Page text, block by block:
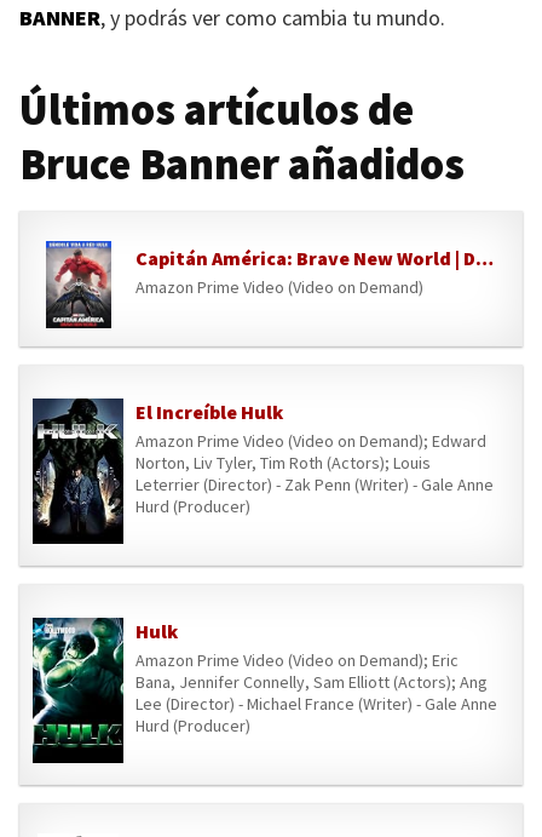
BANNER, y podrás ver como cambia tu mundo.
Últimos artículos de
Bruce Banner añadidos
Capitán América: Brave New World | Dándole vida a Red Hulk
Amazon Prime Video (Video on Demand)
El Increíble Hulk
Amazon Prime Video (Video on Demand); Edward
Norton, Liv Tyler, Tim Roth (Actors); Louis
Leterrier (Director) - Zak Penn (Writer) - Gale Anne
Hurd (Producer)
Hulk
Amazon Prime Video (Video on Demand); Eric
Bana, Jennifer Connelly, Sam Elliott (Actors); Ang
Lee (Director) - Michael France (Writer) - Gale Anne
Hurd (Producer)